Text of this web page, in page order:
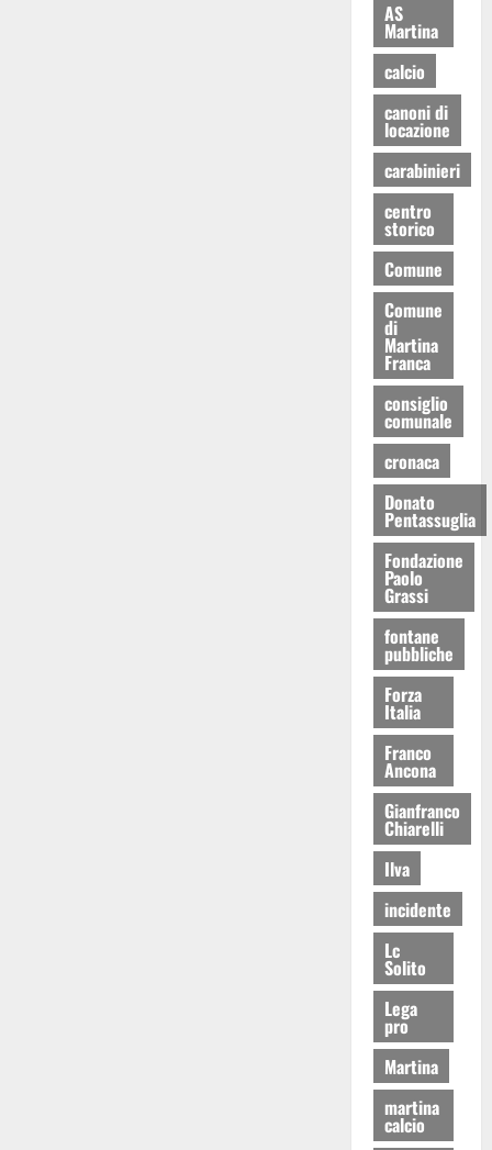
AS
Martina
calcio
canoni di
locazione
carabinieri
centro
storico
Comune
Comune
di
Martina
Franca
consiglio
comunale
cronaca
Donato
Pentassuglia
Fondazione
Paolo
Grassi
fontane
pubbliche
Forza
Italia
Franco
Ancona
Gianfranco
Chiarelli
Ilva
incidente
Lc
Solito
Lega
pro
Martina
martina
calcio